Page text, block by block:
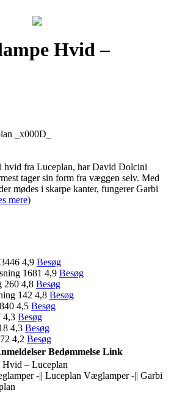
Hvid –
_x000D_
fra Luceplan, har David Dolcini
tager sin form fra væggen selv. Med
mødes i skarpe kanter, fungerer Garbi
mere)
4,9 Besøg
1681 4,9 Besøg
260 4,8 Besøg
142 4,8 Besøg
4,5 Besøg
4,3 Besøg
4,3 Besøg
4,2 Besøg
Bedømmelse Link
– Luceplan
-|| Luceplan Væglamper -|| Garbi